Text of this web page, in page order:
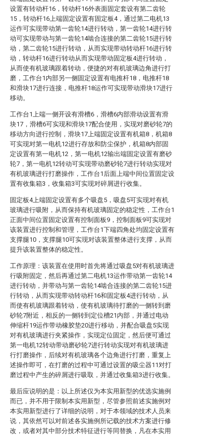
设置有转动杆16，转动杆16外表面固定套设有第二齿轮
15，转动杆16上端固定设置有固定板4，通过第二电机13
运作可实现带动第一齿轮14进行转动，第一齿轮14进行转
动可实现带动与第一齿轮14啮合连接的第二齿轮15进行转
动，第二齿轮15进行转动，从而实现带动转动杆16进行转
动，转动杆16进行转动从而实现带动固定板4进行转动，
从而使有机玻璃跟着转动，便捷的对有机玻璃边角进行打
磨，工作台1内部另一侧固定设置有电推杆18，电推杆18
和滑块17进行连接，电推杆18运作可实现带动滑块17进行
移动。
工作台1上端一侧开设有滑槽6，滑槽6内部滑动设置有滑
块17，滑槽6可实现和滑块17配合使用，实现对磨砂轮7的
移动方向进行控制，滑块17上端固定设置有机箱8，机箱8
可实现对第一电机12进行存放和防尘保护，机箱8内部固
定设置有第一电机12，第一电机12输出端固定设置有磨砂
轮7，第一电机12转动可实现带动磨砂轮7进行转动实现对
有机玻璃进行打磨操作，工作台1后面上端中间位置固定设
置有收集箱3，收集箱3可实现对碎屑进行收集。
固定板4上端固定设置有多个吸盘5，吸盘5可实现对有机
玻璃进行吸附，从而保持有机玻璃固定的稳定性，工作台1
正面中间位置固定设置有控制面板9，控制面板9可实现对
该装置进行控制和管理，工作台1下端四角处均固定设置有
支撑腿10，支撑腿10可实现对该装置整体进行支撑，从而
提升该装置整体的稳定性。
工作原理：该装置在使用时首先将通过吸盘5对有机玻璃进
行吸附固定，然后再通过第二电机13运作带动第一齿轮14
进行转动，并带动与第一齿轮14啮合连接的第二齿轮15进
行转动，从而实现带动转动杆16和固定板4进行转动，从
而使有机玻璃跟着转动，使有机玻璃待打磨的一侧转到磨
砂轮7附近，相反的一侧转到定位槽21内部，并通过电动
伸缩杆19运作带动橡胶垫20进行移动，并配合吸盘5实现
对有机玻璃进行夹紧操作，实现定位固定，然后便可通过
第一电机12转动带动磨砂轮7进行转动实现对有机玻璃进
行打磨操作，后续对有机玻璃各个边角进行打磨，重复上
述操作即可，在打磨的过程中可通过设置的吸尘器11对打
磨过程中产生的碎屑进行吸取，并通过收集箱3进行收集。
最后应说明的是：以上所述仅为本实用新型的优选实施例
而已，并不用于限制本实用新型，尽管参照前述实施例对
本实用新型进行了详细的说明，对于本领域的技术人员来
说，其依然可以对前述各实施例所记载的技术方案进行修
改，或者对其中部分技术特征进行等同替换，凡在本实用